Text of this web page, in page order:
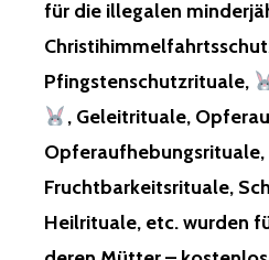
für die illegalen
Pfingstenschutzrituale,
, Geleitrituale,
Opferaufhebungsrituale,
Fruchtbarkeitsrituale,
Heilrituale, etc. wurden